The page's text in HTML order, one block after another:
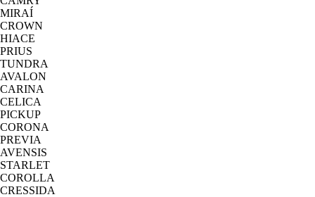
MIRAÍ
CROWN
HIACE
PRIUS
TUNDRA
AVALON
CARINA
CELICA
PICKUP
CORONA
PREVIA
AVENSIS
STARLET
COROLLA
CRESSIDA